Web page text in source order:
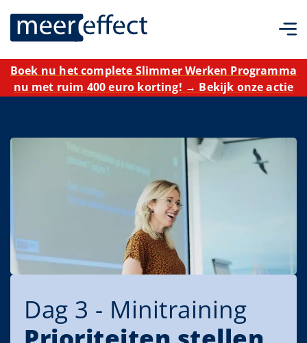
Boek nu het complete Slimmer Werken Programma
nu met ruim 400 euro korting! → Bekijk onze actie
Dag 3 - Minitraining